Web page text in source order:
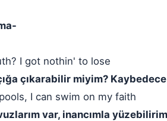
I got nothin' to lose
çıkarabilir miyim?
I can swim on my faith
var, inancımla